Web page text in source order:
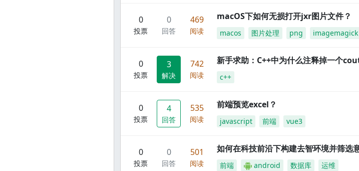
0
投票
0
回答
469
阅读
macOS下如何无损打开jxr图片文件？
macos 图片处理 png imagemagick
0
投票
3
解决
742
阅读
新手求助：C++中为什么注释掉一个
c++
0
投票
4
回答
535
阅读
前端预览excel？
javascript 前端 vue3
0
投票
0
回答
501
阅读
如何在科技前沿下构建去智环境并筛选
前端 android 数据库 运维